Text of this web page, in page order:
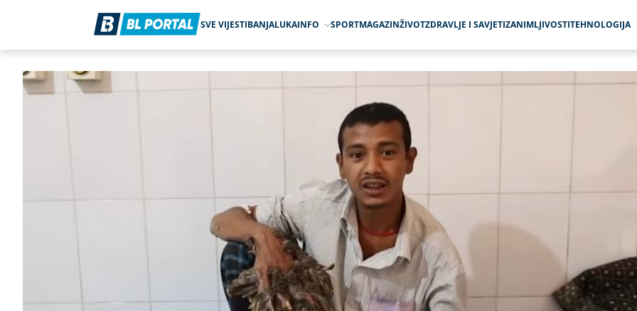
SVE VIJESTIBANJALUKAINFO SPORTMAGAZINŽIVOTZDRAVLJE I SAVJETIZANIMLJIVOSTITEHNOLOGIJA